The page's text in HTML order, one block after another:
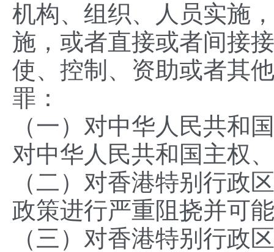
机构、组织、人员实施
施，或者直接或者间接
使、控制、资助或者其
罪：
（一）对中华人民共和
对中华人民共和国主权
（二）对香港特别行政
政策进行严重阻挠并可
（三）对香港特别行政